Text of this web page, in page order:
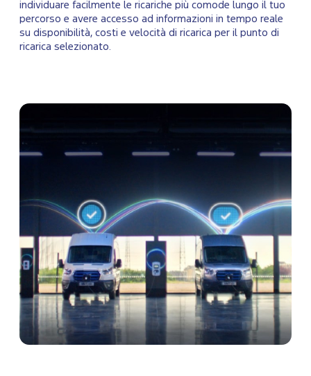
individuare facilmente le ricariche più comode lungo il tuo
percorso e avere accesso ad informazioni in tempo reale
su disponibilità, costi e velocità di ricarica per il punto di
ricarica selezionato.